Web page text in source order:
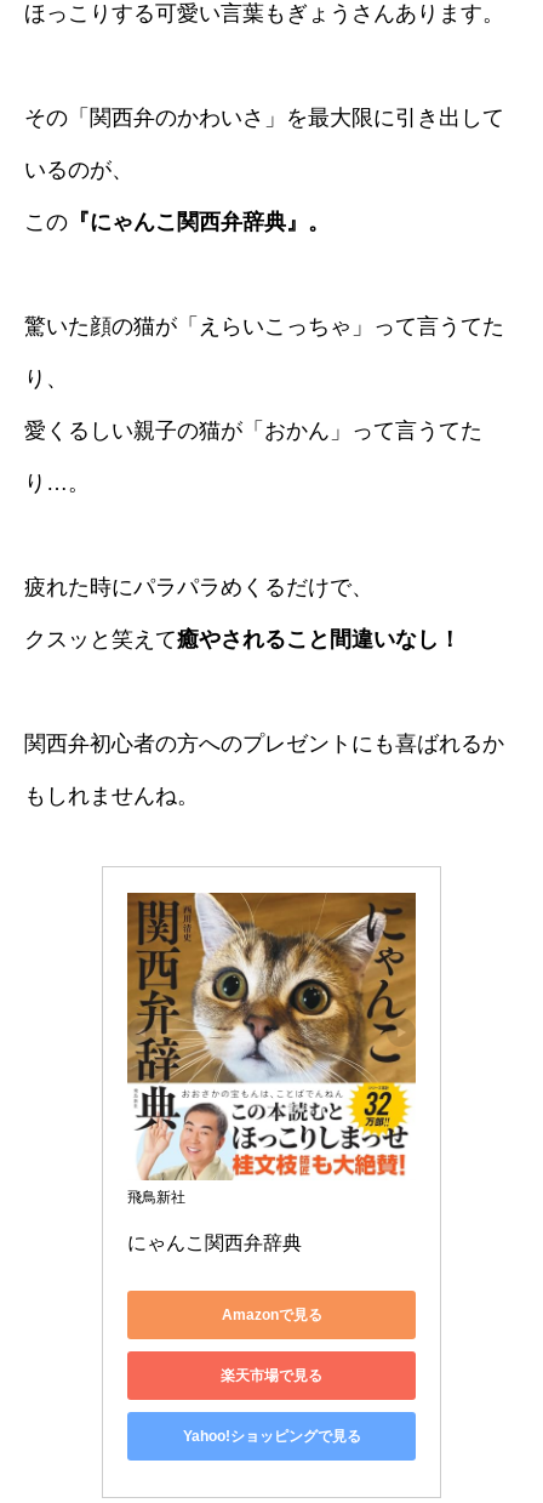
ほっこりする可愛い言葉もぎょうさんあります。
その「関西弁のかわいさ」を最大限に引き出して
いるのが、
この 『にゃんこ関西弁辞典』。
驚いた顔の猫が「えらいこっちゃ」って言うてた
り、
愛くるしい親子の猫が「おかん」って言うてた
り…。
疲れた時にパラパラめくるだけで、
クスッと笑えて癒やされること間違いなし！
関西弁初心者の方へのプレゼントにも喜ばれるか
もしれませんね。
飛鳥新社
にゃんこ関西弁辞典
Amazonで見る
楽天市場で見る
Yahoo!ショッピングで見る